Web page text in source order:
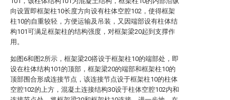
向设置即框架柱10长度方向设有柱体空腔102，使得框架
柱10的自重较轻，方便运输及吊装，又因端部设有柱体结
构101可满足框架柱的结构强度，对框架梁20起到支撑作
用。
如图6和图2所示，框架梁20搭设于框架柱10的端部处，即
设在柱体结构101的顶部，框架梁20的端部和框架柱10的
顶部围合形成连接节点，该连接节点设于框架柱10的柱体
空腔102的上方，混凝土连接结构30设于柱体空腔102内和